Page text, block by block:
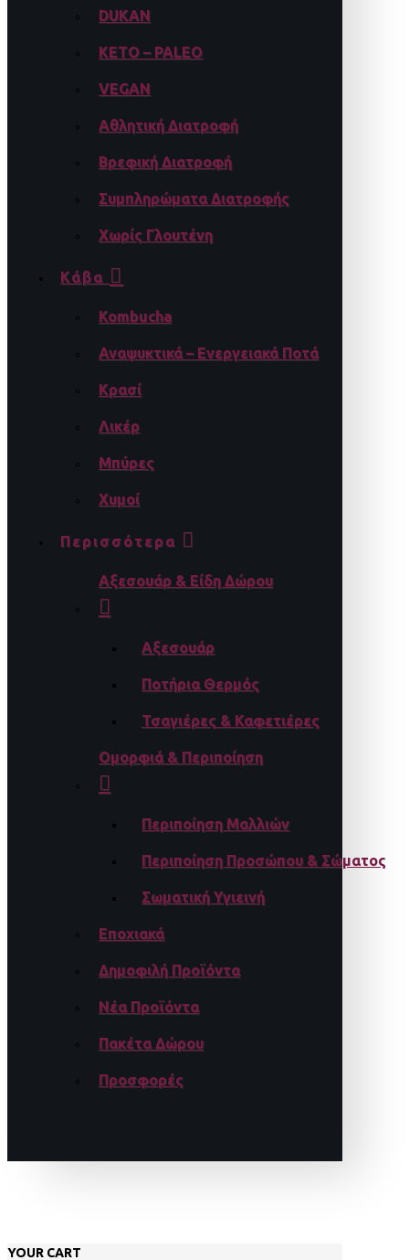
DUKAN
KETO – PALEO
VEGAN
Αθλητική Διατροφή
Βρεφική Διατροφή
Συμπληρώματα Διατροφής
Χωρίς Γλουτένη
Κάβα
Kombucha
Αναψυκτικά – Ενεργειακά Ποτά
Κρασί
Λικέρ
Μπύρες
Χυμοί
Περισσότερα
Αξεσουάρ & Είδη Δώρου
Αξεσουάρ
Ποτήρια Θερμός
Τσαγιέρες & Καφετιέρες
Ομορφιά & Περιποίηση
Περιποίηση Μαλλιών
Περιποίηση Προσώπου & Σώματος
Σωματική Υγιεινή
Εποχιακά
Δημοφιλή Προϊόντα
Νέα Προϊόντα
Πακέτα Δώρου
Προσφορές
YOUR CART